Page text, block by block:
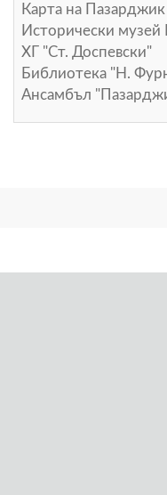
Карта на Пазарджик
Исторически
ХГ "Ст. Доспевски"
Библиотека "Н.
Ансамбъл